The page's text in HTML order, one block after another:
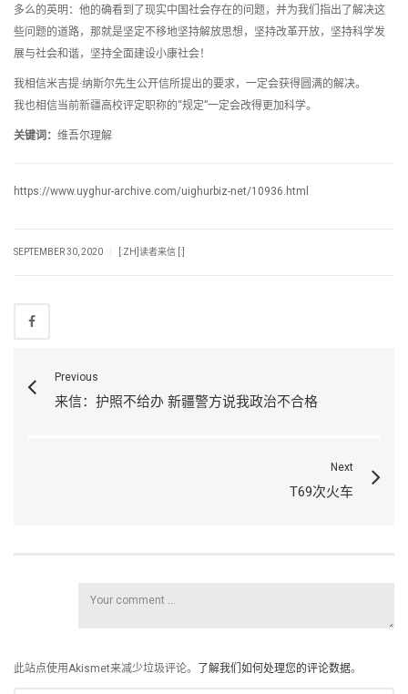
多么的英明：他的确看到了现实中国社会存在的问题，并为我们指出了解决这
些问题的道路，那就是坚定不移地坚持解放思想，坚持改革开放，坚持科学发
展与社会和谐，坚持全面建设小康社会！
我相信米吉提·纳斯尔先生公开信所提出的要求，一定会获得圆满的解决。
我也相信当前新疆高校评定职称的“规定”一定会改得更加科学。
关键词： 维吾尔理解
https://www.uyghur-archive.com/uighurbiz-net/10936.html
SEPTEMBER 30, 2020 [:ZH]读者来信 [:]
Previous
来信：护照不给办 新疆警方说我政治不合格
Next
T69次火车
此站点使用Akismet来减少垃圾评论。 了解我们如何处理您的评论数据。